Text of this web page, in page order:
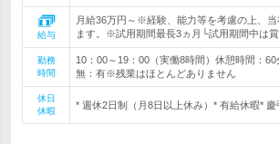
給与
月給36万円～※経験、能力等を考慮の上、当
ます。※試用期間最長3ヵ月└試用期間中は
勤務
時間
10：00～19：00（実働8時間）休憩時間：
無：有※残業はほとんどありません
休日
休暇
* 週休2日制（月8日以上休み）* 有給休暇* 慶